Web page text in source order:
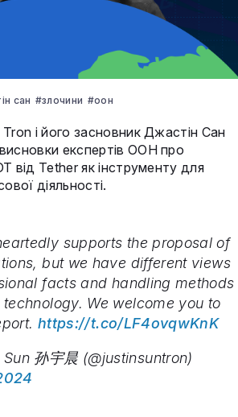
сан #злочини #оон
і його засновник Джастін Сан
експертів ООН про
від Tether як інструменту для
діяльності.
supports the proposal of
but we have different views
facts and handling methods
We welcome you to
https://t.co/LF4ovqwKnK
孙宇晨 (@justinsuntron)